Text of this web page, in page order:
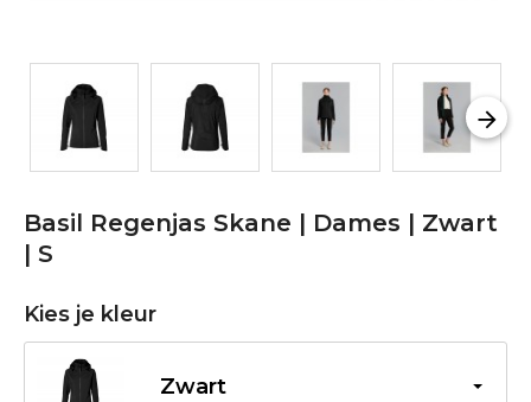
Basil Regenjas Skane | Dames | Zwart
| S
Kies je kleur
Zwart